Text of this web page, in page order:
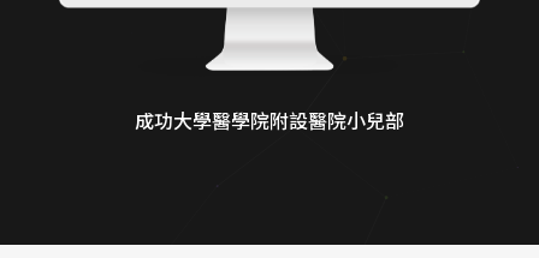
成功大學醫學院附設醫院小兒部